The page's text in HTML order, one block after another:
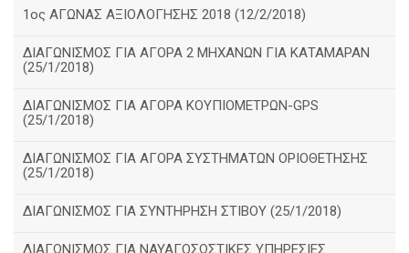
1ος ΑΓΩΝΑΣ ΑΞΙΟΛΟΓΗΣΗΣ 2018 (12/2/2018)
ΔΙΑΓΩΝΙΣΜΟΣ ΓΙΑ ΑΓΟΡΑ 2 ΜΗΧΑΝΩΝ ΓΙΑ ΚΑΤΑΜΑΡΑΝ
(25/1/2018)
ΔΙΑΓΩΝΙΣΜΟΣ ΓΙΑ ΑΓΟΡΑ ΚΟΥΠΙΟΜΕΤΡΩΝ-GPS
(25/1/2018)
ΔΙΑΓΩΝΙΣΜΟΣ ΓΙΑ ΑΓΟΡΑ ΣΥΣΤΗΜΑΤΩΝ ΟΡΙΟΘΕΤΗΣΗΣ
(25/1/2018)
ΔΙΑΓΩΝΙΣΜΟΣ ΓΙΑ ΣΥΝΤΗΡΗΣΗ ΣΤΙΒΟΥ (25/1/2018)
ΔΙΑΓΩΝΙΣΜΟΣ ΓΙΑ ΝΑΥΑΓΟΣΩΣΤΙΚΕΣ ΥΠΗΡΕΣΙΕΣ